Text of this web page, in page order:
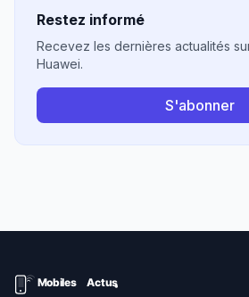
Restez informé
Recevez les dernières actualités
Huawei.
S'abonner